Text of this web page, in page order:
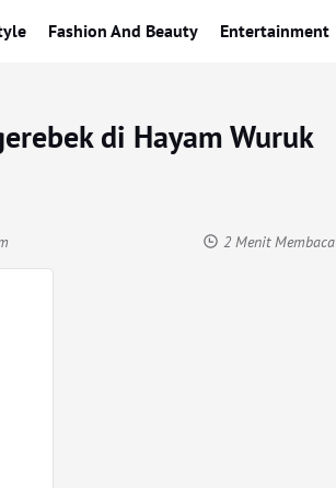
Fashion And Beauty Entertainment
di Hayam Wuruk
2 Menit Membaca